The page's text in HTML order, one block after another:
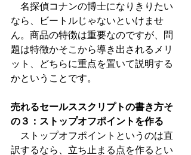
名探偵コナンの博士になりきりたい
なら、ビートルじゃないといけませ
ん。商品の特徴は重要なのですが、問
題は特徴かそこから導き出されるメリ
ット、どちらに重点を置いて説明する
かということです。
売れるセールススクリプトの書き方そ
の３：ストップオフポイントを作る
ストップオフポイントというのは直
訳するなら、立ち止まる点を作るとい